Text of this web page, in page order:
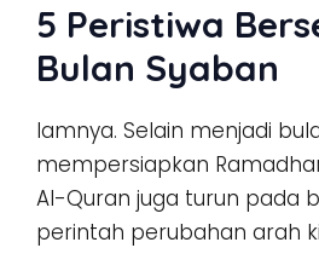
5 Peristiwa
Bulan Syaban
lamnya. Selain menjadi
mempersiapkan
Al-Quran juga turun pada
perintah perubahan arah